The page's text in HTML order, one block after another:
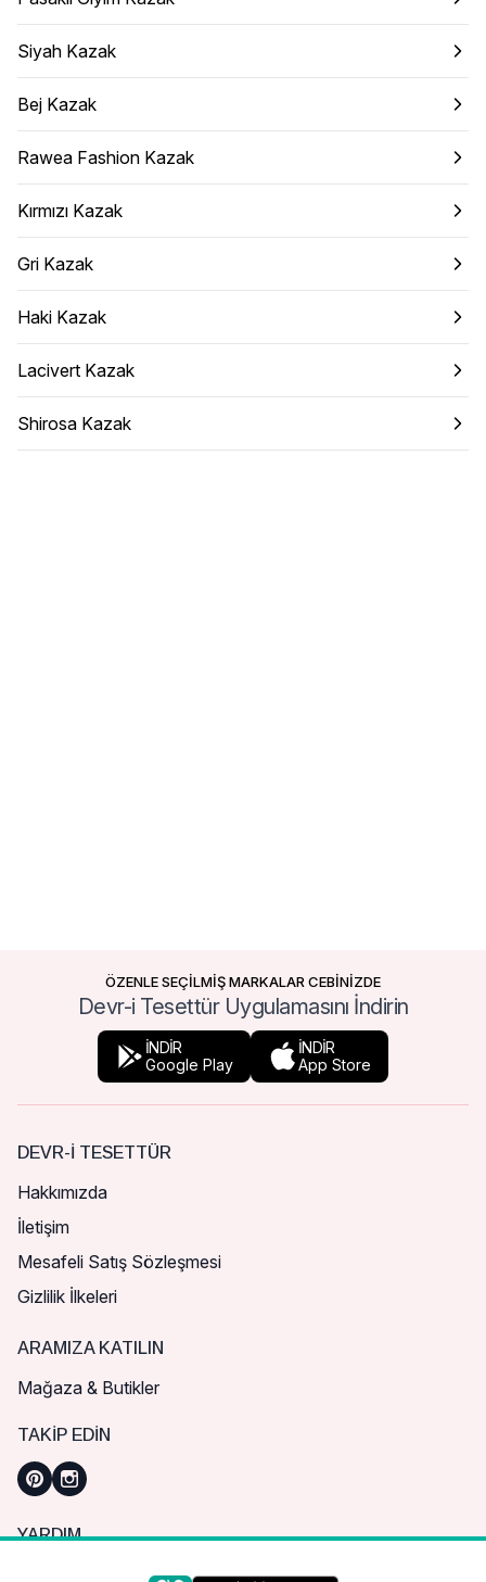
Siyah Kazak
Bej Kazak
Rawea Fashion Kazak
Kırmızı Kazak
Gri Kazak
Haki Kazak
Lacivert Kazak
Shirosa Kazak
ÖZENLE SEÇİLMİŞ MARKALAR CEBİNİZDE
Devr-i Tesettür Uygulamasını İndirin
İNDİR
Google Play
İNDİR
App Store
DEVR-I TESETTÜR
Hakkımızda
İletişim
Mesafeli Satış Sözleşmesi
Gizlilik İlkeleri
ARAMIZA KATILIN
Mağaza & Butikler
TAKIP EDIN
YARDIM
Sık Sorulan Sorular